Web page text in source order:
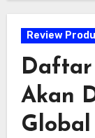
Review
Daftar
Akan